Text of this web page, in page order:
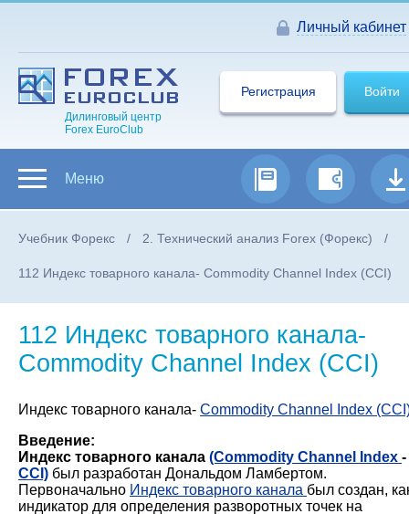
Личный кабинет
Дилинговый центр
Forex EuroClub
Войти
Регистрация
Меню
Учебник Форекс 2. Технический анализ Forex (Форекс)
112 Индекс товарного канала- Commodity Channel Index (CCI)
112 Индекс товарного канала-
Commodity Channel Index (CCI)
Индекс товарного канала- Commodity Channel Index
Введение:
Индекс товарного канала (Commodity Channel Index -
CCI) был разработан Дональдом Ламбертом.
Первоначально Индекс товарного канала был создан,
индикатор для определения разворотных точек на